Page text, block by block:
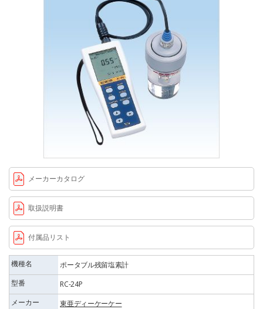
メーカーカタログ
取扱説明書
付属品リスト
機種名
ポータブル残留塩素計
型番
RC-24P
メーカー
東亜ディーケーケー